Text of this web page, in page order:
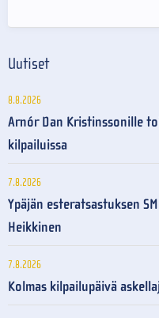
Uutiset
8.8.2026
Arnór Dan Kristinssonille
kilpailuissa
7.8.2026
Ypäjän esteratsastuksen
Heikkinen
7.8.2026
Kolmas kilpailupäivä